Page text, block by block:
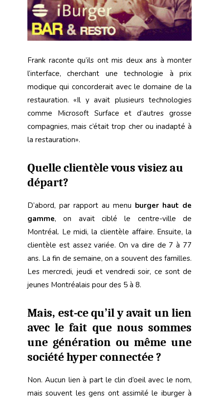
Frank raconte qu’ils ont mis deux ans à monter
l’interface, cherchant une technologie à prix
modique qui concorderait avec le domaine de la
restauration. «Il y avait plusieurs technologies
comme Microsoft Surface et d’autres grosse
compagnies, mais c’était trop cher ou inadapté à
la restauration».
Quelle clientèle vous visiez au
départ?
D’abord, par rapport au menu burger haut de
gamme, on avait ciblé le centre-ville de
Montréal. Le midi, la clientèle affaire. Ensuite, la
clientèle est assez variée. On va dire de 7 à 77
ans. La fin de semaine, on a souvent des familles.
Les mercredi, jeudi et vendredi soir, ce sont de
jeunes Montréalais pour des 5 à 8.
Mais, est-ce qu’il y avait un lien
avec le fait que nous sommes
une génération ou même une
société hyper connectée ?
Non. Aucun lien à part le clin d’oeil avec le nom,
mais souvent les gens ont assimilé le iburger à